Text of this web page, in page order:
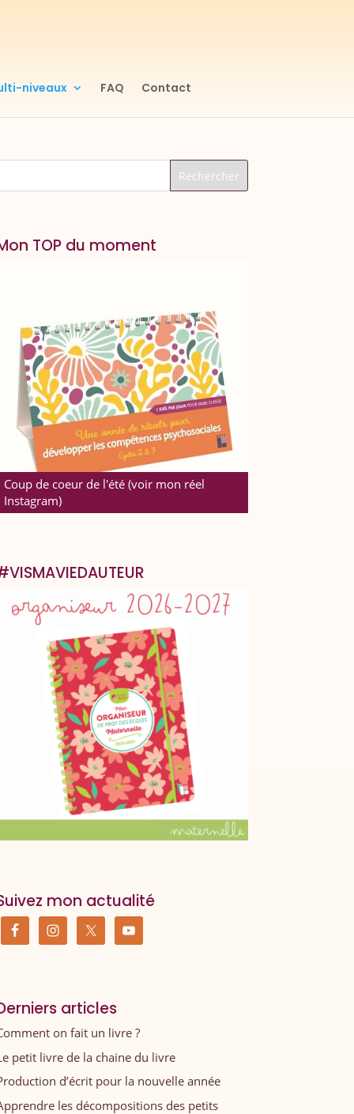
niveaux FAQ Contact
TOP du moment
Coup de coeur de l'été (voir mon réel
Instagram)
mon actualité
articles
on fait un livre ?
petit livre de la chaine du livre
d’écrit pour la nouvelle année
les décompositions des petits